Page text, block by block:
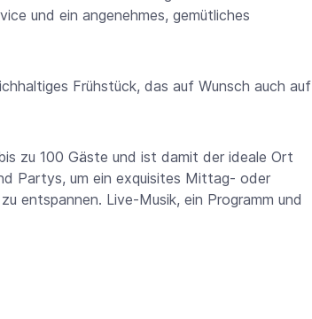
und ein angenehmes, gemütliches
Frühstück, das auf Wunsch auch auf
zu 100 Gäste und ist damit der ideale Ort
Partys, um ein exquisites Mittag- oder
entspannen. Live-Musik, ein Programm und